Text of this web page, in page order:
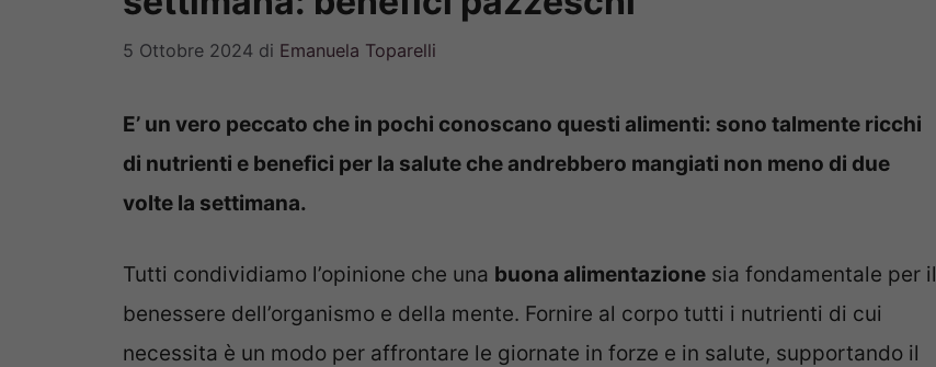
5 Ottobre 2024 di Emanuela Toparelli
E’ un vero peccato che in pochi conoscano questi alimenti: sono talmente ricchi
di nutrienti e benefici per la salute che andrebbero mangiati non meno di due
volte la settimana.
Tutti condividiamo l’opinione che una buona alimentazione sia fondamentale per il
benessere dell’organismo e della mente. Fornire al corpo tutti i nutrienti di cui
necessita è un modo per affrontare le giornate in forze e in salute, supportando il